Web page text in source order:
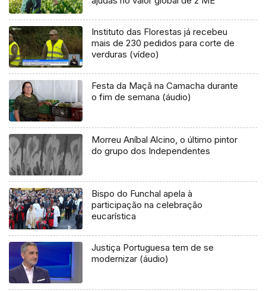
Instituto das Florestas já recebeu
mais de 230 pedidos para corte de
verduras (vídeo)
Festa da Maçã na Camacha durante
o fim de semana (áudio)
Morreu Aníbal Alcino, o último pintor
do grupo dos Independentes
Bispo do Funchal apela à
participação na celebração
eucarística
Justiça Portuguesa tem de se
modernizar (áudio)